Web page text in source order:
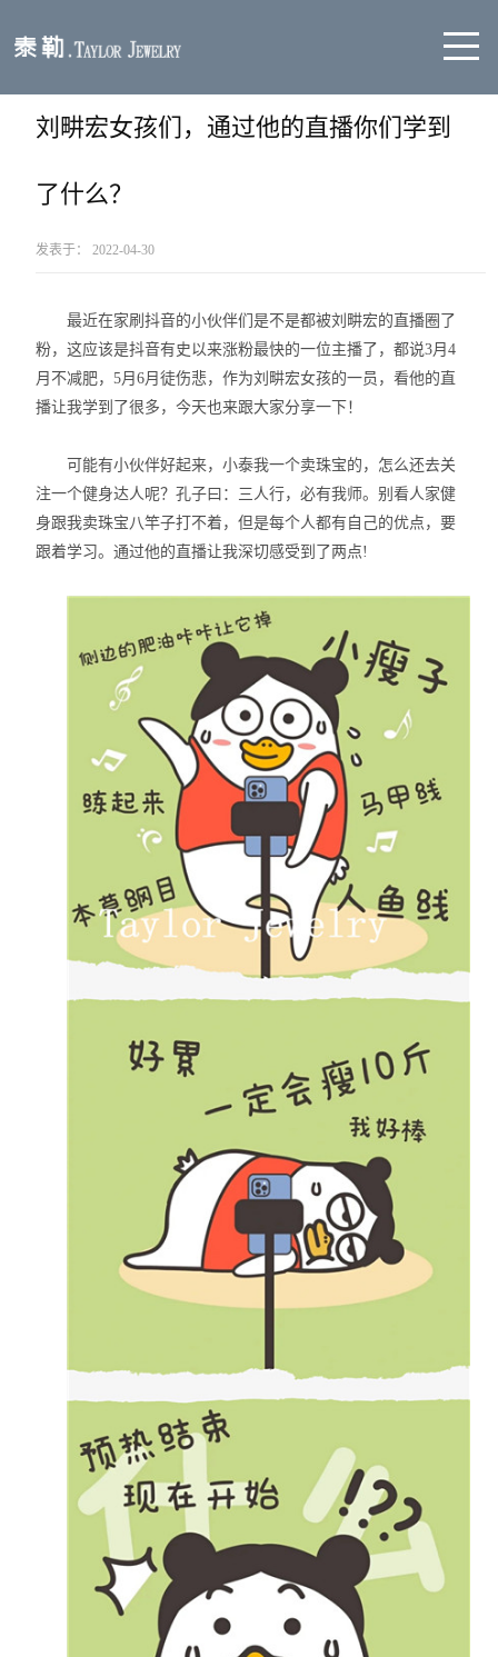
刘畊宏女孩们，通过他的直播你们学到
了什么？
发表于：2022-04-30
最近在家刷抖音的小伙伴们是不是都被刘畊宏的直播圈了
粉，这应该是抖音有史以来涨粉最快的一位主播了，都说3月4
月不减肥，5月6月徒伤悲，作为刘畊宏女孩的一员，看他的直
播让我学到了很多，今天也来跟大家分享一下！
可能有小伙伴好起来，小泰我一个卖珠宝的，怎么还去关
注一个健身达人呢？孔子曰：三人行，必有我师。别看人家健
身跟我卖珠宝八竿子打不着，但是每个人都有自己的优点，要
跟着学习。通过他的直播让我深切感受到了两点!